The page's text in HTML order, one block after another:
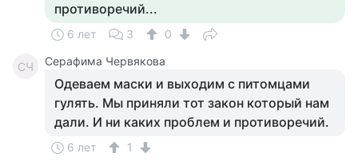
противоречий...
6 лет 3 0
СЧ Серафима Червякова
Одеваем маски и выходим с питомцами
гулять. Мы приняли тот закон который нам
дали. И ни каких проблем и противоречий.
6 лет
1